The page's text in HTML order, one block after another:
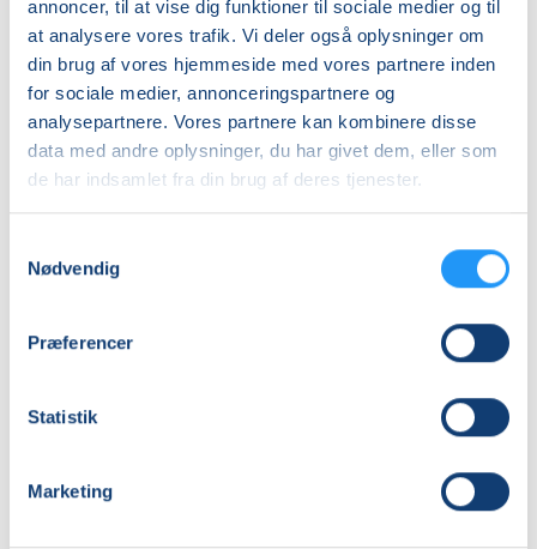
annoncer, til at vise dig funktioner til sociale medier og til
at analysere vores trafik. Vi deler også oplysninger om
din brug af vores hjemmeside med vores partnere inden
for sociale medier, annonceringspartnere og
analysepartnere. Vores partnere kan kombinere disse
data med andre oplysninger, du har givet dem, eller som
de har indsamlet fra din brug af deres tjenester.
Nødvendig
Præferencer
Statistik
Marketing
262146
Første mødegang
tirsdag 01.09.2026, kl. 19.00 - 20.30
Sidste mødegang
tirsdag 10.11.2026, kl. 19.00 - 20.30
Antal mødegange
(Yoga
lokalet)
Mødegange